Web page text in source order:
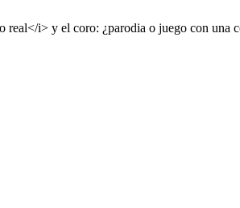
real</i> y el coro: ¿parodia o juego con una